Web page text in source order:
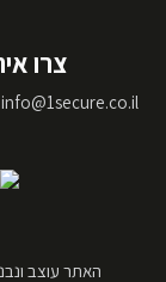
צרו
info@1secure.co.il
האתר עוצב